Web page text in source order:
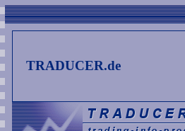
TRADUCER.de